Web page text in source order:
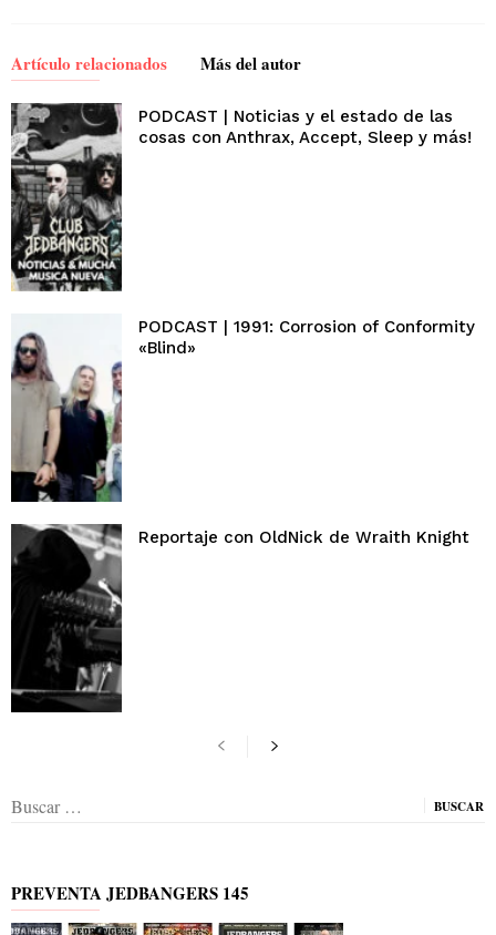
Artículo relacionados Más del autor
PODCAST | Noticias y el estado de las
cosas con Anthrax, Accept, Sleep y más!
PODCAST | 1991: Corrosion of Conformity
«Blind»
Reportaje con OldNick de Wraith Knight
Buscar:
PREVENTA JEDBANGERS 145